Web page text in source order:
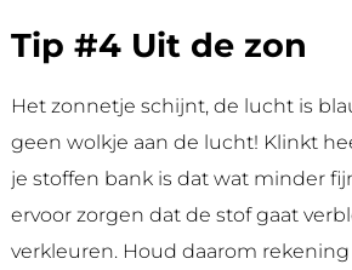
Tip #4 Uit de zon
Het zonnetje schijnt, de lucht is
geen wolkje aan de lucht! Klinkt
je stoffen bank is dat wat minder
ervoor zorgen dat de stof gaat
verkleuren. Houd daarom